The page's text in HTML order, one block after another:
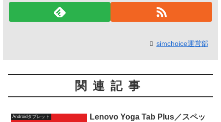
simchoice運営部
関連記事
Androidタブレット
Lenovo Yoga Tab Plus／スペッ